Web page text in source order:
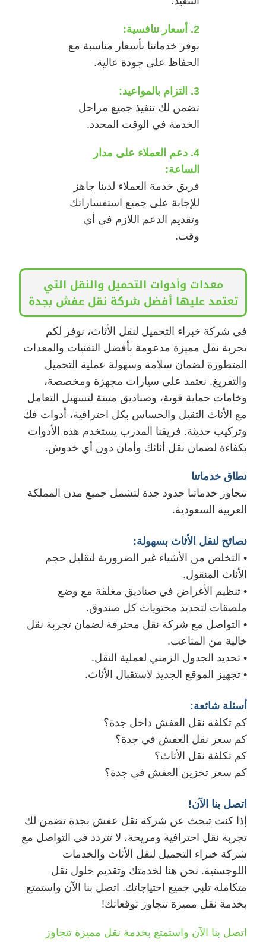
2. أسعار تنافسية:
نوفر خدماتنا بأسعار مناسبة مع
الحفاظ على جودة عالية.
3. التزام بالمواعيد:
نضمن لك تنفيذ جميع مراحل
الخدمة في الوقت المحدد.
4. دعم العملاء على مدار
الساعة:
فريق خدمة العملاء لدينا جاهز
للإجابة على جميع استفساراتك
وتقديم الدعم اللازم في أي
وقت.
معدات وأدوات التحميل والنقل التي
تعتمد عليها أفضل شركة نقل عفش بجدة
في شركة خبراء التحميل لنقل الأثاث، نوفر لكم
تجربة نقل مميزة مدعومة بأفضل التقنيات والمعدات
المتطورة لضمان سلامة وسهولة عملية التحميل
والتفريغ. نعتمد على سيارات مجهزة ومخصصة،
وخامات حماية قوية، وصناديق متينة لتسهيل التعامل
مع الأثاث الثقيل والحساس بكل احترافية، أدوات فك
وتركيب حديثة. فريقنا المدرب يستخدم هذه الأدوات
بكفاءة لضمان نقل أثاثك وأمان دون أي خدوش.
نطاق خدماتنا
تتجاوز خدماتنا حدود جدة لتشمل جميع مدن المملكة
العربية السعودية.
نصائح لنقل الأثاث بسهولة:
• التخلص من الأشياء غير الضرورية لتقليل حجم
الأثاث المنقول.
• تنظيم الأغراض في صناديق مغلقة مع وضع
ملصقات لتحديد محتويات كل صندوق.
• التواصل مع شركة نقل محترفة لضمان تجربة نقل
خالية من المتاعب.
• تحديد الجدول الزمني لعملية النقل.
• تجهيز الموقع الجديد لاستقبال الأثاث.
أسئلة شائعة:
كم تكلفة نقل العفش داخل جدة؟
كم سعر نقل العفش في جدة؟
كم تكلفة نقل الأثاث؟
كم سعر تخزين العفش في جدة؟
اتصل بنا الآن!
إذا كنت تبحث عن شركة نقل عفش بجدة تضمن لك
تجربة نقل احترافية ومريحة، لا تتردد في التواصل مع
شركة خبراء التحميل لنقل الأثاث والخدمات
اللوجستية. نحن هنا لخدمتك وتقديم حلول نقل
متكاملة تلبي جميع احتياجاتك. اتصل بنا الآن واستمتع
بخدمة نقل مميزة تتجاوز توقعاتك!
اتصل بنا الآن واستمتع بخدمة نقل مميزة تتجاوز